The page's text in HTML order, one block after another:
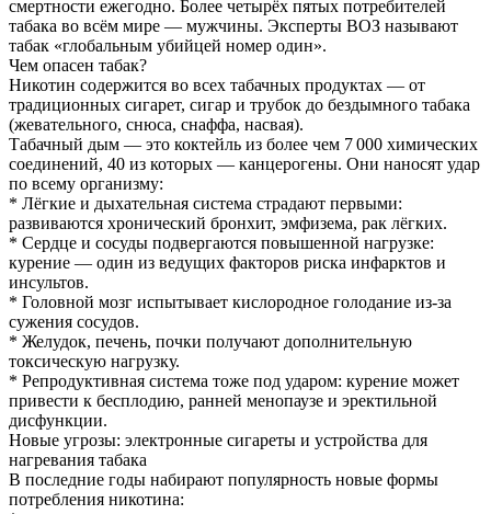
смертности ежегодно. Более четырёх пятых потребителей
табака во всём мире — мужчины. Эксперты ВОЗ называют
табак «глобальным убийцей номер один».
Чем опасен табак?
Никотин содержится во всех табачных продуктах — от
традиционных сигарет, сигар и трубок до бездымного табака
(жевательного, снюса, снаффа, насвая).
Табачный дым — это коктейль из более чем 7 000 химических
соединений, 40 из которых — канцерогены. Они наносят удар
по всему организму:
* Лёгкие и дыхательная система страдают первыми:
развиваются хронический бронхит, эмфизема, рак лёгких.
* Сердце и сосуды подвергаются повышенной нагрузке:
курение — один из ведущих факторов риска инфарктов и
инсультов.
* Головной мозг испытывает кислородное голодание из‑за
сужения сосудов.
* Желудок, печень, почки получают дополнительную
токсическую нагрузку.
* Репродуктивная система тоже под ударом: курение может
привести к бесплодию, ранней менопаузе и эректильной
дисфункции.
Новые угрозы: электронные сигареты и устройства для
нагревания табака
В последние годы набирают популярность новые формы
потребления никотина: